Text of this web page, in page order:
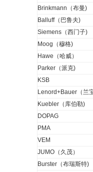
Brinkmann（布曼)
Balluff（巴鲁夫)
Siemens（西门子)
Moog（穆格)
Hawe（哈威）
Parker（派克)
KSB
Lenord+Bauer（兰
Kuebler（库伯勒)
DOPAG
PMA
VEM
JUMO（久茂）
Burster（布瑞斯特)